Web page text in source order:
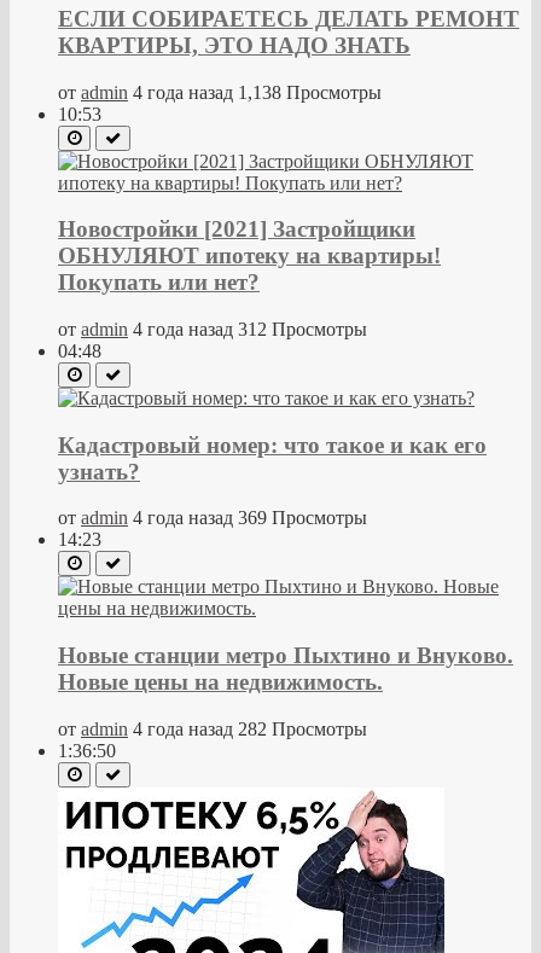
ЕСЛИ СОБИРАЕТЕСЬ ДЕЛАТЬ РЕМОНТ
КВАРТИРЫ, ЭТО НАДО ЗНАТЬ
от admin 4 года назад 1,138 Просмотры
10:53
Новостройки [2021] Застройщики
ОБНУЛЯЮТ ипотеку на квартиры!
Покупать или нет?
от admin 4 года назад 312 Просмотры
04:48
Кадастровый номер: что такое и как его
узнать?
от admin 4 года назад 369 Просмотры
14:23
Новые станции метро Пыхтино и Внуково.
Новые цены на недвижимость.
от admin 4 года назад 282 Просмотры
1:36:50